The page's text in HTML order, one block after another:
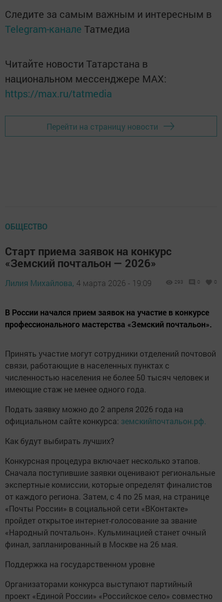
Следите за самым важным и интересным в
Telegram-канале Татмедиа
Читайте новости Татарстана в
национальном мессенджере MАХ:
https://max.ru/tatmedia
Перейти на страницу новости
ОБЩЕСТВО
Старт приема заявок на конкурс
«Земский почтальон — 2026»
Лилия Михайлова, 4 марта 2026 - 19:09 293 0 0
В России начался прием заявок на участие в конкурсе
профессионального мастерства «Земский почтальон».
Принять участие могут сотрудники отделений почтовой
связи, работающие в населенных пунктах с
численностью населения не более 50 тысяч человек и
имеющие стаж не менее одного года.
Подать заявку можно до 2 апреля 2026 года на
официальном сайте конкурса: земскийпочтальон.рф.
Как будут выбирать лучших?
Конкурсная процедура включает несколько этапов.
Сначала поступившие заявки оценивают региональные
экспертные комиссии, которые определят финалистов
от каждого региона. Затем, с 4 по 25 мая, на странице
«Почты России» в социальной сети «ВКонтакте»
пройдет открытое интернет-голосование за звание
«Народный почтальон». Кульминацией станет очный
финал, запланированный в Москве на 26 мая.
Поддержка на государственном уровне
Организаторами конкурса выступают партийный
проект «Единой России» «Российское село» совместно